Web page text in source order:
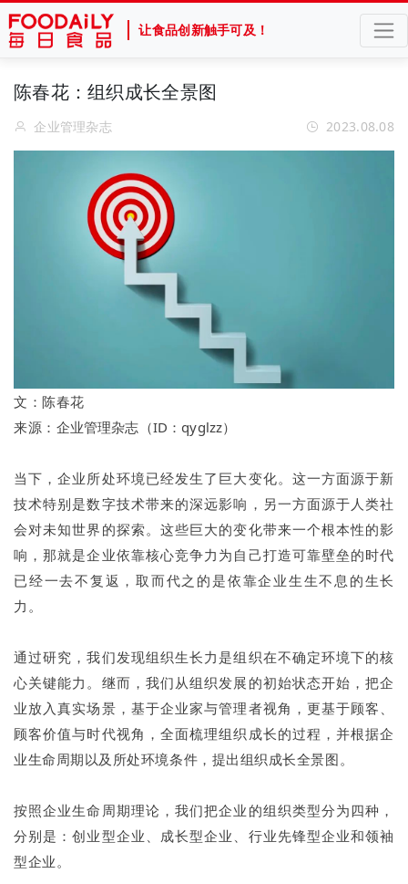
让食品创新触手可及！
陈春花：组织成长全景图
企业管理杂志 2023.08.08
文：陈春花
来源： 企业管理杂志（ID： qyglzz）
当下，企业所处环境已经发生了巨大变化。这一方面源于新
技术特别是数字技术带来的深远影响，另一方面源于人类社
会对未知世界的探索。这些巨大的变化带来一个根本性的影
响，那就是企业依靠核心竞争力为自己打造可靠壁垒的时代
已经一去不复返，取而代之的是依靠企业生生不息的生长
力。
通过研究，我们发现组织生长力是组织在不确定环境下的核
心关键能力。继而，我们从组织发展的初始状态开始，把企
业放入真实场景，基于企业家与管理者视角，更基于顾客、
顾客价值与时代视角，全面梳理组织成长的过程，并根据企
业生命周期以及所处环境条件，提出组织成长全景图。
按照企业生命周期理论，我们把企业的组织类型分为四种，
分别是：创业型企业、成长型企业、行业先锋型企业和领袖
型企业。